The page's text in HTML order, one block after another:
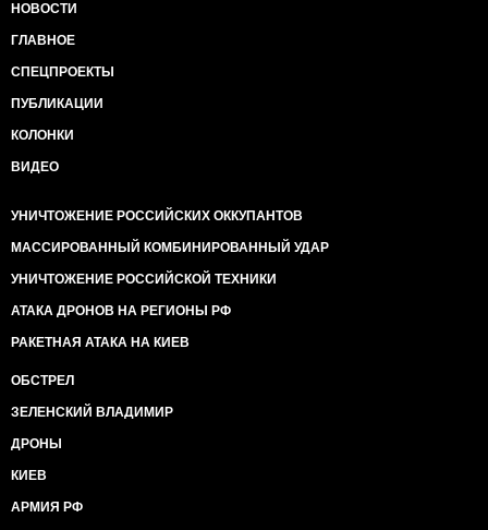
НОВОСТИ
ГЛАВНОЕ
СПЕЦПРОЕКТЫ
ПУБЛИКАЦИИ
КОЛОНКИ
ВИДЕО
УНИЧТОЖЕНИЕ РОССИЙСКИХ ОККУПАНТОВ
МАССИРОВАННЫЙ КОМБИНИРОВАННЫЙ УДАР
УНИЧТОЖЕНИЕ РОССИЙСКОЙ ТЕХНИКИ
АТАКА ДРОНОВ НА РЕГИОНЫ РФ
РАКЕТНАЯ АТАКА НА КИЕВ
ОБСТРЕЛ
ЗЕЛЕНСКИЙ ВЛАДИМИР
ДРОНЫ
КИЕВ
АРМИЯ РФ